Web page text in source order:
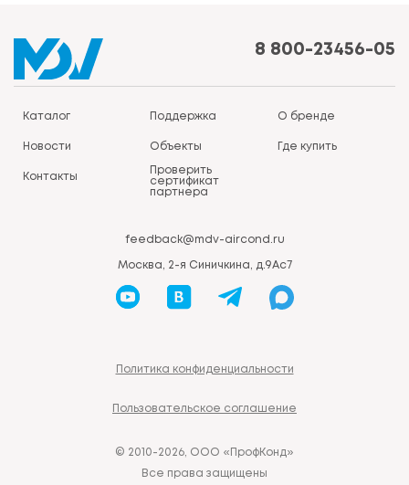
8 800-23456-05
Каталог Поддержка О бренде
Новости Объекты Где купить
Контакты
Проверить
сертификат
партнера
feedback@mdv-aircond.ru
Москва, 2-я Синичкина, д.9Ас7
Политика конфиденциальности
Пользовательское соглашение
© 2010-2026, ООО «ПрофКонд»
Все права защищены